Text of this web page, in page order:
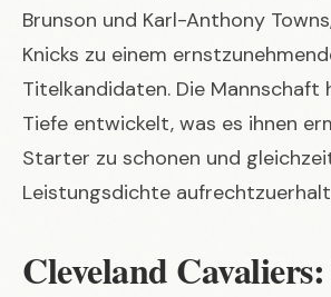
Brunson und Karl-Anthony
Knicks zu einem
Titelkandidaten. Die Mannschaft
Tiefe entwickelt, was es ihnen
Starter zu schonen und
Leistungsdichte
Cleveland